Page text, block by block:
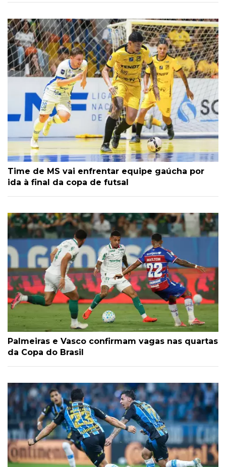
Time de MS vai enfrentar equipe gaúcha por
ida à final da copa de futsal
Palmeiras e Vasco confirmam vagas nas quartas
da Copa do Brasil